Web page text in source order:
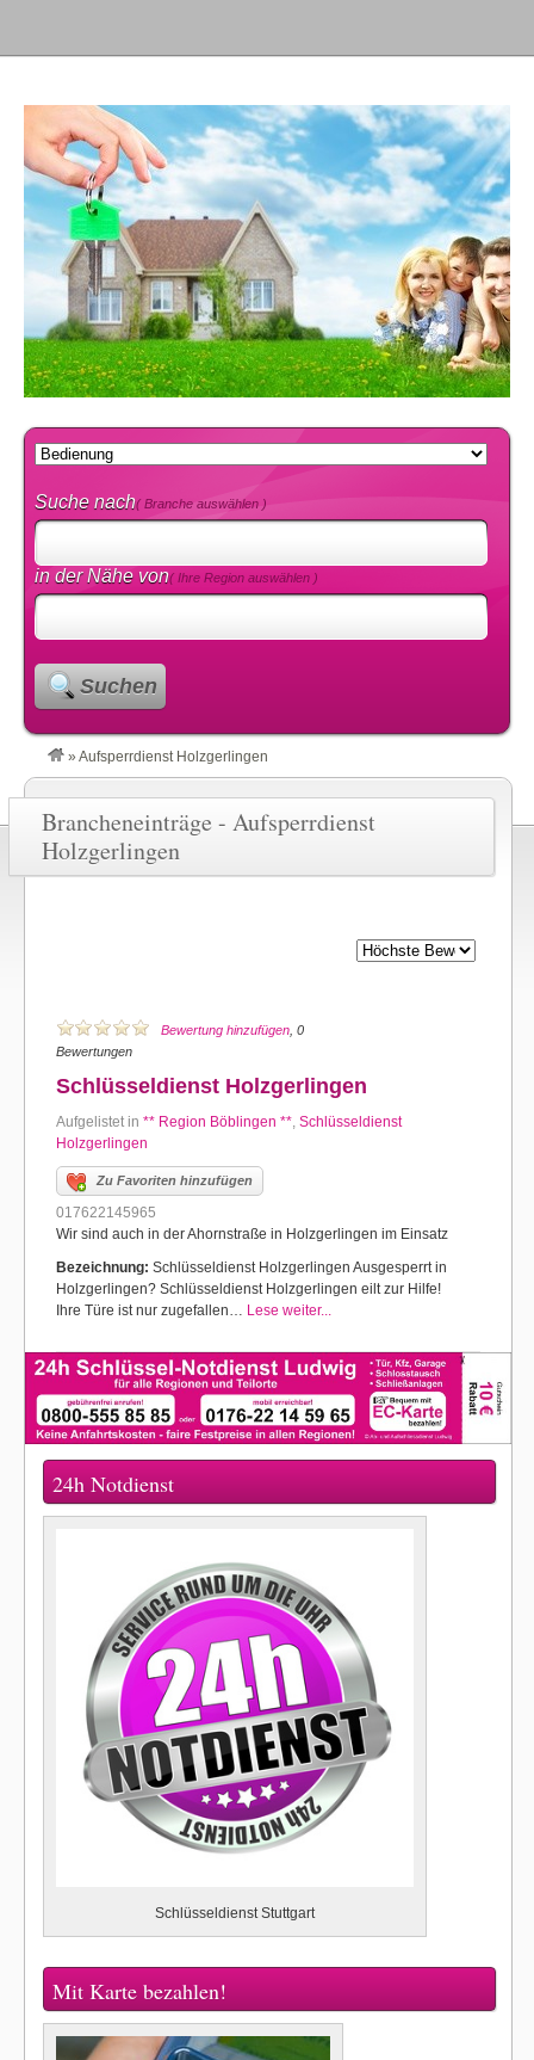
Suche nach( Branche auswählen )
in der Nähe von( Ihre Region auswählen )
Suchen
» Aufsperrdienst Holzgerlingen
Brancheneinträge - Aufsperrdienst
Holzgerlingen
Bewertung hinzufügen , 0
Bewertungen
Schlüsseldienst Holzgerlingen
Aufgelistet in ** Region Böblingen **, Schlüsseldienst
Holzgerlingen
Zu Favoriten hinzufügen
017622145965
Wir sind auch in der Ahornstraße in Holzgerlingen im Einsatz
Bezeichnung: Schlüsseldienst Holzgerlingen Ausgesperrt in
Holzgerlingen? Schlüsseldienst Holzgerlingen eilt zur Hilfe!
Ihre Türe ist nur zugefallen… Lese weiter...
24h Notdienst
Schlüsseldienst Stuttgart
Mit Karte bezahlen!